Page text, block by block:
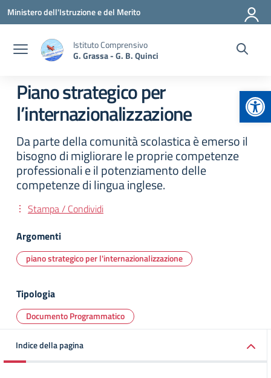
Vai ai contenuti
Vai al menu di navigazione
Vai al footer
Ministero dell'Istruzione e del Merito
Istituto Comprensivo
G. Grassa - G. B. Quinci
Piano strategico per
l’internazionalizzazione
Da parte della comunità scolastica è emerso il
bisogno di migliorare le proprie competenze
professionali e il potenziamento delle
competenze di lingua inglese.
Stampa / Condividi
Argomenti
piano strategico per l'internazionalizzazione
Tipologia
Documento Programmatico
Indice della pagina